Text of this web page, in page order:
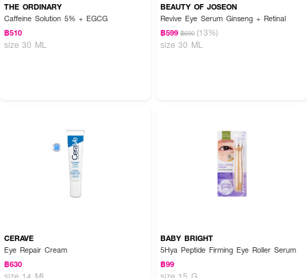
THE ORDINARY
Caffeine Solution 5% + EGCG
฿510
size 30 ML
BEAUTY OF JOSEON
Revive Eye Serum Ginseng + Retinal
฿599 ฿690 (13%)
size 30 ML
CERAVE
Eye Repair Cream
฿630
size 14 ML
BABY BRIGHT
5Hya Peptide Firming Eye Roller Serum
฿99
size 15 G